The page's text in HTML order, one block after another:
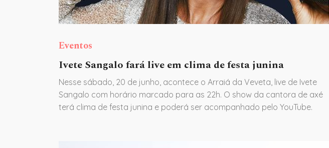
Eventos
Ivete Sangalo fará live em clima de festa junina
Nesse sábado, 20 de junho, acontece o Arraiá da Veveta, live de Ivete
Sangalo com horário marcado para as 22h. O show da cantora de axé
terá clima de festa junina e poderá ser acompanhado pelo YouTube.